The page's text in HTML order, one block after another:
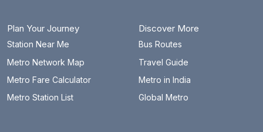
Plan Your Journey
Station Near Me
Metro Network Map
Metro Fare Calculator
Metro Station List
Discover More
Bus Routes
Travel Guide
Metro in India
Global Metro